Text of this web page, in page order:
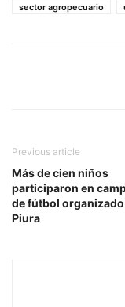
sector agropecuario
Previous article
Más de cien niños
participaron en
de fútbol organizado
Piura